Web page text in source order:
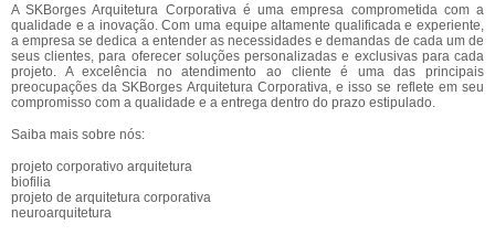
A SKBorges Arquitetura Corporativa é uma empresa comprometida com a
qualidade e a inovação. Com uma equipe altamente qualificada e experiente,
a empresa se dedica a entender as necessidades e demandas de cada um de
seus clientes, para oferecer soluções personalizadas e exclusivas para cada
projeto. A excelência no atendimento ao cliente é uma das principais
preocupações da SKBorges Arquitetura Corporativa, e isso se reflete em seu
compromisso com a qualidade e a entrega dentro do prazo estipulado.
Saiba mais sobre nós:
projeto corporativo arquitetura
biofilia
projeto de arquitetura corporativa
neuroarquitetura